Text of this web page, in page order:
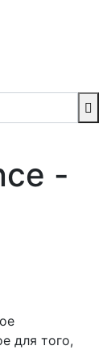
-
для того,